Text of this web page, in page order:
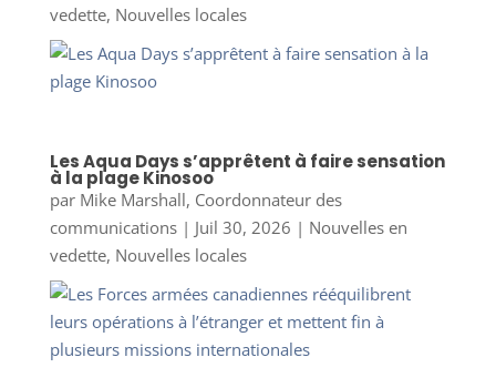
vedette, Nouvelles locales
Les Aqua Days s’apprêtent à faire sensation
à la plage Kinosoo
par Mike Marshall, Coordonnateur des
communications| Juil 30, 2026 | Nouvelles en
vedette, Nouvelles locales